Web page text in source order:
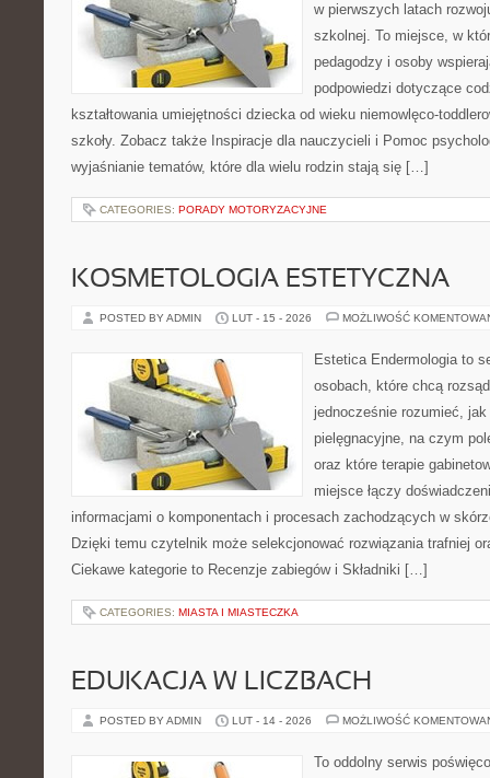
w pierwszych latach
szkolnej. To miejsce, w
pedagodzy i osoby
podpowiedzi dotyczące
kształtowania umiejętności dziecka od wieku niemowlęco-
szkoły. Zobacz także Inspiracje dla nauczycieli i Pomoc
wyjaśnianie tematów, które dla wielu rodzin stają się […]
CATEGORIES: PORADY MOTORYZACYJNE
KOSMETOLOGIA ESTETYCZNA
POSTED BY ADMIN LUT - 15 - 2026 MOŻLIWOŚĆ
Estetica Endermologia to
osobach, które chcą
jednocześnie rozumieć, jak
pielęgnacyjne, na czym
oraz które terapie
miejsce łączy
informacjami o komponentach i procesach zachodzących w
Dzięki temu czytelnik może selekcjonować rozwiązania trafniej
Ciekawe kategorie to Recenzje zabiegów i Składniki […]
CATEGORIES: MIASTA I MIASTECZKA
EDUKACJA W LICZBACH
POSTED BY ADMIN LUT - 14 - 2026 MOŻLIWOŚĆ
To oddolny serwis